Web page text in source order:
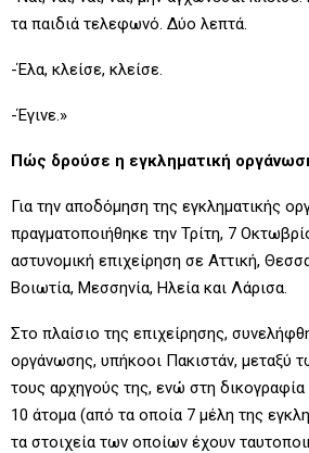
τα παιδιά τελεφωνό. Δύο λεπτά.
-Έλα, κλείσε, κλείσε.
-Έγινε.»
Πώς δρούσε η εγκληματική
Για την αποδόμηση της εγκληματικής
πραγματοποιήθηκε την Τρίτη, 7
αστυνομική επιχείρηση σε Αττική,
Βοιωτία, Μεσσηνία, Ηλεία και Λάρισα.
Στο πλαίσιο της επιχείρησης,
οργάνωσης, υπήκοοι Πακιστάν, μεταξύ
τους αρχηγούς της, ενώ στη δικογραφία
10 άτομα (από τα οποία 7 μέλη της
τα στοιχεία των οποίων έχουν